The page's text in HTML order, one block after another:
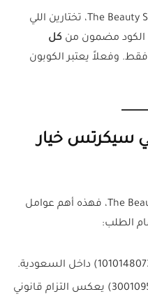
كل اللي عليك تدخلين موقع The Beauty Secrets، تختارين اللي
الكود مضمون من كل
وفعلاً يعتبر الكوبون
سيكرتس خيار
إذا كنت تفكّر تطلب من The Beauty Secrets، فهذه أهم عوامل
الطلب:
رقم ضريبي معتمد (300109583500003) يعكس التزام قانوني